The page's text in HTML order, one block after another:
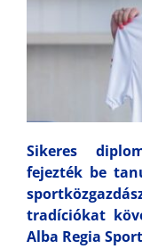
Sikeres
fejezték be
tradíciókat
Alba Regia